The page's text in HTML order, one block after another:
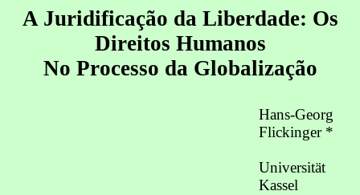
A Juridificação da Liberdade: Os
Direitos Humanos
No Processo da Globalização
Hans-Georg
Flickinger *
Universität
Kassel